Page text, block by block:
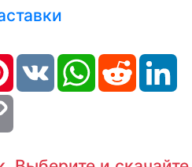
PinterestVK WhatsAppReddit